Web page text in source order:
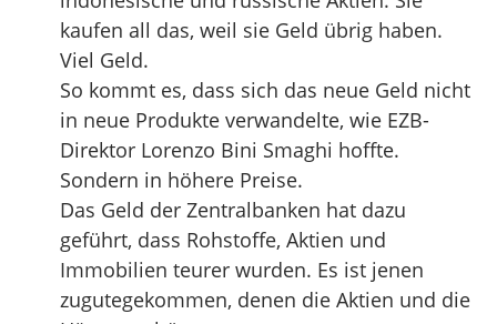
kaufen all das, weil sie Geld übrig haben.
Viel Geld.
So kommt es, dass sich das neue Geld nicht
in neue Produkte verwandelte, wie EZB-
Direktor Lorenzo Bini Smaghi hoffte.
Sondern in höhere Preise.
Das Geld der Zentralbanken hat dazu
geführt, dass Rohstoffe, Aktien und
Immobilien teurer wurden. Es ist jenen
zugutegekommen, denen die Aktien und die